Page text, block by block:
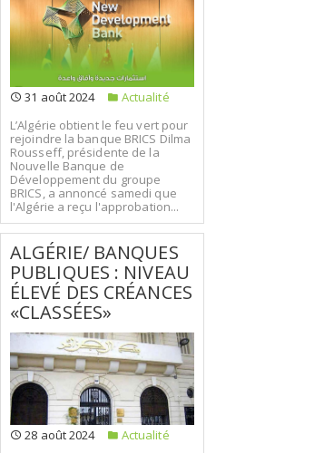
31 août 2024
Actualité
L’Algérie obtient le feu vert pour
rejoindre la banque BRICS Dilma
Rousseff, présidente de la
Nouvelle Banque de
Développement du groupe
BRICS, a annoncé samedi que
l'Algérie a reçu l'approbation...
ALGÉRIE/ BANQUES
PUBLIQUES : NIVEAU
ÉLEVÉ DES CRÉANCES
«CLASSÉES»
28 août 2024
Actualité